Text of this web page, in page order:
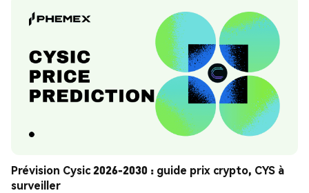
Prévision Cysic 2026-2030 : guide prix crypto, CYS à
surveiller